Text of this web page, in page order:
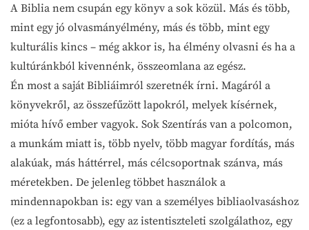
A Biblia nem csupán egy könyv a sok közül. Más és több,
mint egy jó olvasmányélmény, más és több, mint egy
kulturális kincs – még akkor is, ha élmény olvasni és ha a
kultúránkból kivennénk, összeomlana az egész.
Én most a saját Bibliáimról szeretnék írni. Magáról a
könyvekről, az összefűzött lapokról, melyek kísérnek,
mióta hívő ember vagyok. Sok Szentírás van a polcomon,
a munkám miatt is, több nyelv, több magyar fordítás, más
alakúak, más háttérrel, más célcsoportnak szánva, más
méretekben. De jelenleg többet használok a
mindennapokban is: egy van a személyes bibliaolvasáshoz
(ez a legfontosabb), egy az istentiszteleti szolgálathoz, egy